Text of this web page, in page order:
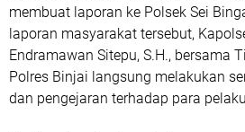
membuat laporan ke Polsek Sei
laporan masyarakat tersebut,
Endramawan Sitepu, S.H., bersama
Polres Binjai langsung melakukan
dan pengejaran terhadap para